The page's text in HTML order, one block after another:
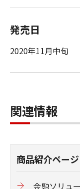
発売日
2020年11月中旬
関連情報
商品紹介ページ
金融ソリュ